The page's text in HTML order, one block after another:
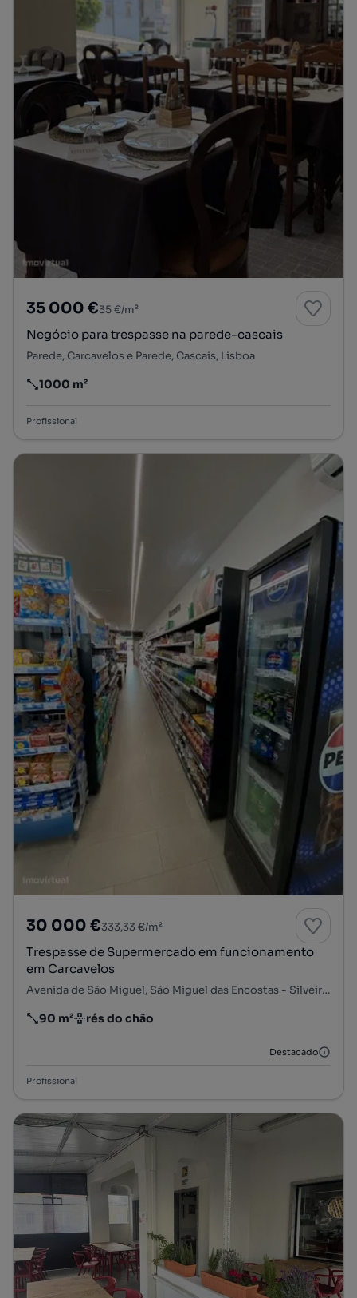
35 000 €35 €/m²
Negócio para trespasse na parede-cascais
Parede, Carcavelos e Parede, Cascais, Lisboa
Preço por metro quadrado
1000 m²
Profissional
30 000 €333,33 €/m²
Trespasse de Supermercado em funcionamento
em Carcavelos
Avenida de São Miguel, São Miguel das Encostas - Silveiras, Carcavelos e Parede, Cascais, Lisboa
Preço por metro quadrado
90 m²
Andar rés do chão
Destacado
Profissional